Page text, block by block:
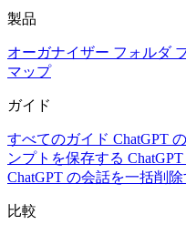
製品
オーガナイザー フォルダ
マップ
ガイド
すべてのガイド ChatGPT
ンプトを保存する
ChatGPT の会話を一括削除
比較